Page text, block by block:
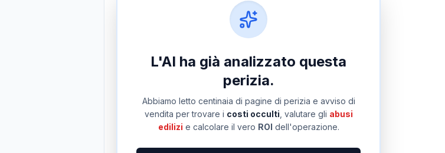
L'AI ha già analizzato questa
perizia.
Abbiamo letto centinaia di pagine di perizia e avviso di
vendita per trovare i costi occulti , valutare gli abusi
edilizi e calcolare il vero ROI dell'operazione.